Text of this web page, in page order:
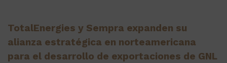
TotalEnergies y Sempra expanden su
alianza estratégica en norteamericana
para el desarrollo de exportaciones de GNL